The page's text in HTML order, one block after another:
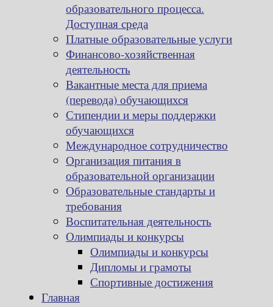
образовательного процесса.
Доступная среда
Платные образовательные услуги
Финансово-хозяйственная
деятельность
Вакантные места для приема
(перевода) обучающихся
Стипендии и меры поддержки
обучающихся
Международное сотрудничество
Организация питания в
образовательной организации
Образовательные стандарты и
требования
Воспитательная деятельность
Олимпиады и конкурсы
Олимпиады и конкурсы
Дипломы и грамоты
Спортивные достижения
Главная